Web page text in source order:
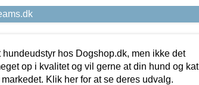
hos Dogshop.dk, men ikke det
op i kvalitet og vil gerne at din hund og kat
Klik her for at se deres udvalg.